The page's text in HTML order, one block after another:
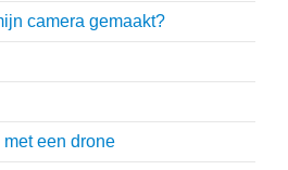
camera gemaakt?
een drone